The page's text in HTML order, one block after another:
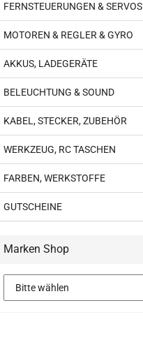
FERNSTEUERUNGEN & SERVOS
MOTOREN & REGLER & GYRO
AKKUS, LADEGERÄTE
BELEUCHTUNG & SOUND
KABEL, STECKER, ZUBEHÖR
WERKZEUG, RC TASCHEN
FARBEN, WERKSTOFFE
GUTSCHEINE
Marken Shop